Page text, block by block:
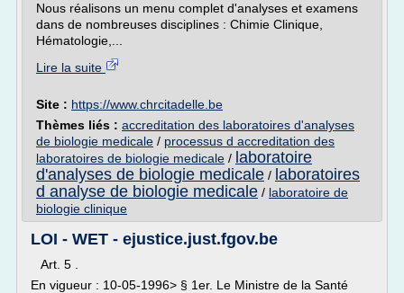
Nous réalisons un menu complet d'analyses et examens
dans de nombreuses disciplines : Chimie Clinique,
Hématologie,...
Lire la suite
Site : https://www.chrcitadelle.be
Thèmes liés : accreditation des laboratoires d'analyses
de biologie medicale / processus d accreditation des
laboratoires de biologie medicale / laboratoire
d'analyses de biologie medicale / laboratoires
d analyse de biologie medicale / laboratoire de
biologie clinique
LOI - WET - ejustice.just.fgov.be
Art. 5 .
En vigueur : 10-05-1996> § 1er. Le Ministre de la Santé